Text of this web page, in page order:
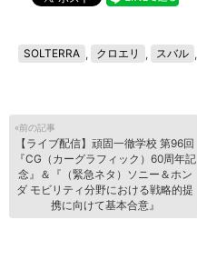
SOLTERRA , クロエリ , スバル ,
«前の記事
【ライブ配信】頑固一徹学校 第96回
『CG（カーグラフィック）60周年記
念』＆『（緊急ネタ）ソニー＆ホン
ダ モビリティ分野における戦略的提
携に向けて基本合意』